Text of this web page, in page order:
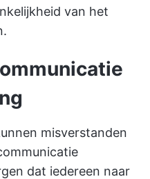
van het
misverstanden
dat iedereen naar